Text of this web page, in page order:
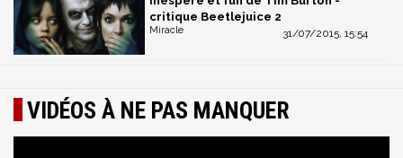
critique Beetlejuice 2
31/07/2015, 15:54
Miracle
VIDÉOS À NE PAS MANQUER